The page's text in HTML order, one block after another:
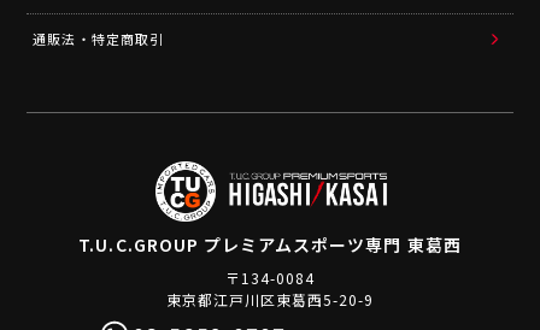
通販法・特定商取引
T.U.C.GROUP プレミアムスポーツ専門 東葛西
〒134-0084
東京都江戸川区東葛西5-20-9